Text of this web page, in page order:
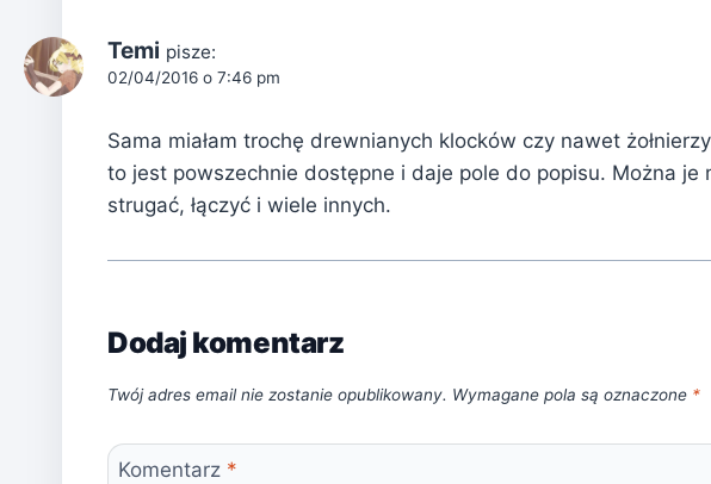
Temi pisze:
02/04/2016 o 7:46 pm
Sama miałam trochę drewnianych klocków czy nawet
to jest powszechnie dostępne i daje pole do popisu. Można je
strugać, łączyć i wiele innych.
Dodaj komentarz
Twój adres email nie zostanie opublikowany. Wymagane pola są oznaczone *
Komentarz *